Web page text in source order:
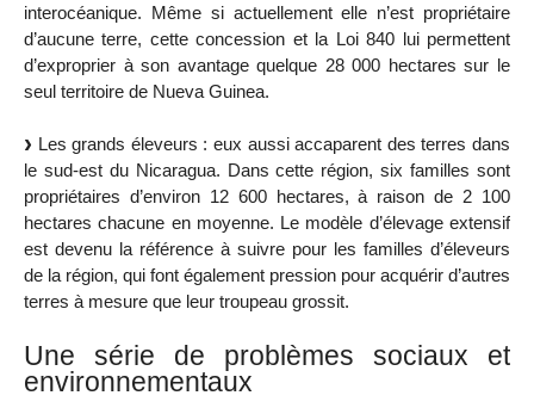
interocéanique. Même si actuellement elle n’est propriétaire
d’aucune terre, cette concession et la Loi 840 lui permettent
d’exproprier à son avantage quelque 28 000 hectares sur le
seul territoire de Nueva Guinea.
Les grands éleveurs : eux aussi accaparent des terres dans
le sud-est du Nicaragua. Dans cette région, six familles sont
propriétaires d’environ 12 600 hectares, à raison de 2 100
hectares chacune en moyenne. Le modèle d’élevage extensif
est devenu la référence à suivre pour les familles d’éleveurs
de la région, qui font également pression pour acquérir d’autres
terres à mesure que leur troupeau grossit.
Une série de problèmes sociaux et
environnementaux